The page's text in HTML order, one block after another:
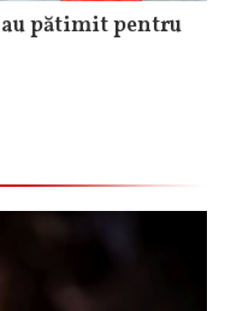
au pătimit pentru